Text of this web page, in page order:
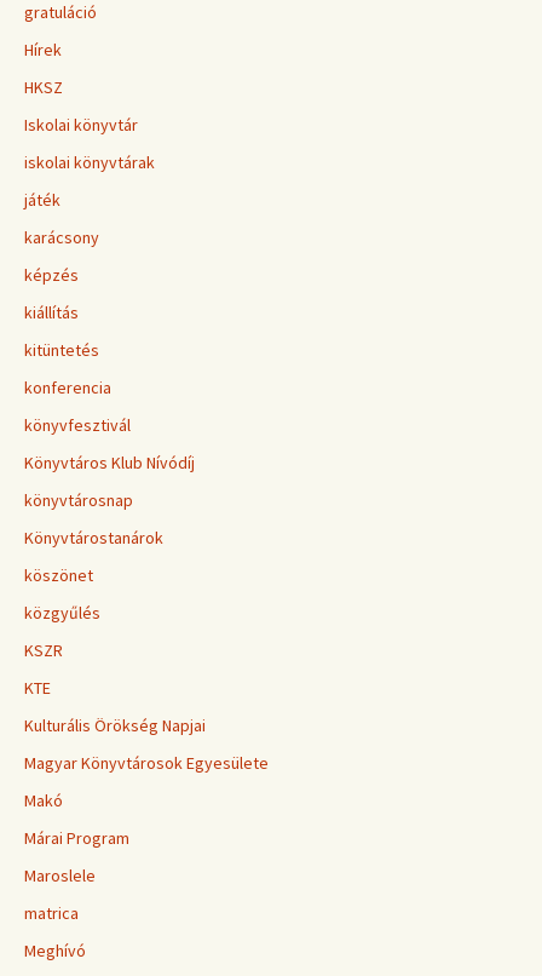
gratuláció
Hírek
HKSZ
Iskolai könyvtár
iskolai könyvtárak
játék
karácsony
képzés
kiállítás
kitüntetés
konferencia
könyvfesztivál
Könyvtáros Klub Nívódíj
könyvtárosnap
Könyvtárostanárok
köszönet
közgyűlés
KSZR
KTE
Kulturális Örökség Napjai
Magyar Könyvtárosok Egyesülete
Makó
Márai Program
Maroslele
matrica
Meghívó